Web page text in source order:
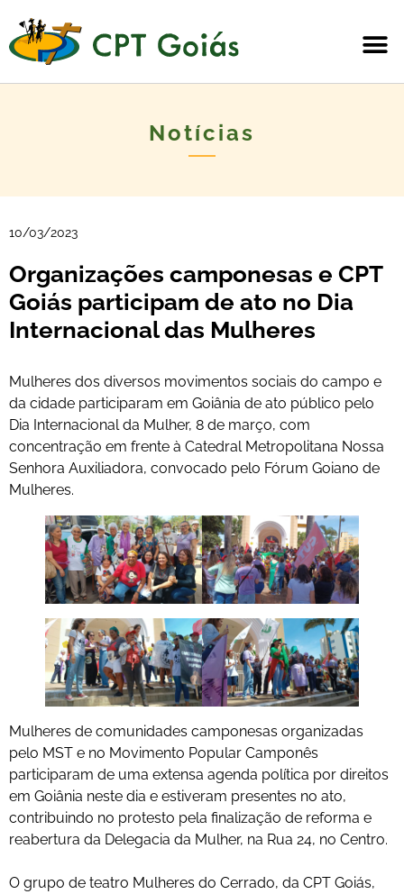
Notícias
10/03/2023
Organizações camponesas e CPT
Goiás participam de ato no Dia
Internacional das Mulheres
Mulheres dos diversos movimentos sociais do campo e
da cidade participaram em Goiânia de ato público pelo
Dia Internacional da Mulher, 8 de março, com
concentração em frente à Catedral Metropolitana Nossa
Senhora Auxiliadora, convocado pelo Fórum Goiano de
Mulheres.
Mulheres de comunidades camponesas organizadas
pelo MST e no Movimento Popular Camponês
participaram de uma extensa agenda política por direitos
em Goiânia neste dia e estiveram presentes no ato,
contribuindo no protesto pela finalização de reforma e
reabertura da Delegacia da Mulher, na Rua 24, no Centro.
O grupo de teatro Mulheres do Cerrado, da CPT Goiás,